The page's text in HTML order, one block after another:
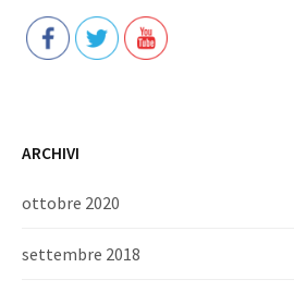
ARCHIVI
ottobre 2020
settembre 2018